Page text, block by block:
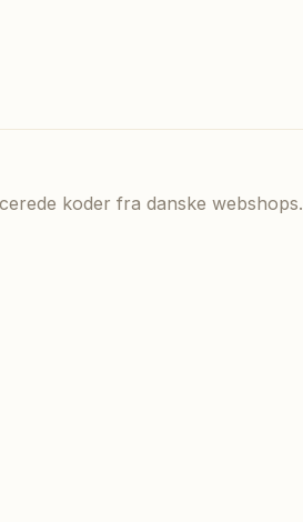
koder fra danske webshops.